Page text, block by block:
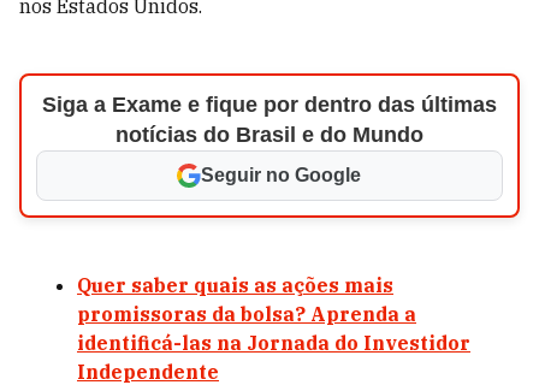
nos Estados Unidos.
Siga a Exame e fique por dentro das últimas
notícias do Brasil e do Mundo
Seguir no Google
Quer saber quais as ações mais
promissoras da bolsa? Aprenda a
identificá-las na Jornada do Investidor
Independente